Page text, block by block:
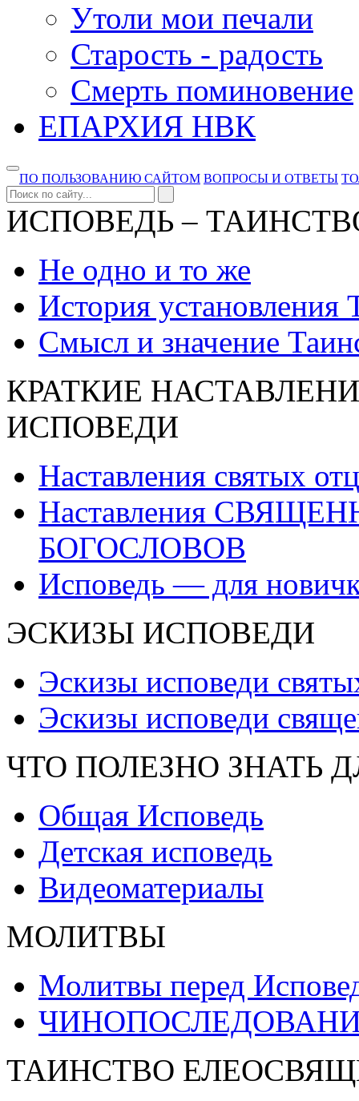
Утоли мои печали
Старость - радость
Смерть поминовение
ЕПАРХИЯ НВК
ПО ПОЛЬЗОВАНИЮ САЙТОМ ВОПРОСЫ И ОТВЕТЫ
ИСПОВЕДЬ –
Не одно и то же
История установления
Смысл и значение
КРАТКИЕ
ИСПОВЕДИ
Наставления святых
Наставления
БОГОСЛОВОВ
Исповедь — для
ЭСКИЗЫ ИСПОВЕДИ
Эскизы исповеди
Эскизы исповеди
ЧТО ПОЛЕЗНО ЗНАТЬ
Общая Исповедь
Детская исповедь
Видеоматериалы
МОЛИТВЫ
Молитвы перед
ТАИНСТВО